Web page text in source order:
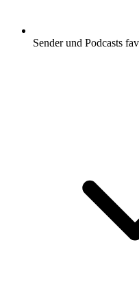
Sender und Podcasts